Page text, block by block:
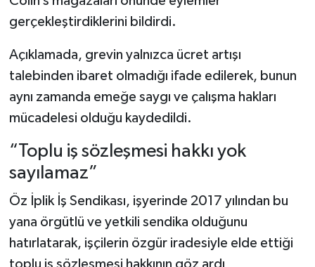
gerçekleştirdiklerini bildirdi.
Açıklamada, grevin yalnızca ücret artışı
talebinden ibaret olmadığı ifade edilerek, bunun
aynı zamanda emeğe saygı ve çalışma hakları
mücadelesi olduğu kaydedildi.
“Toplu iş sözleşmesi hakkı yok
sayılamaz”
Öz İplik İş Sendikası, işyerinde 2017 yılından bu
yana örgütlü ve yetkili sendika olduğunu
hatırlatarak, işçilerin özgür iradesiyle elde ettiği
toplu iş sözleşmesi hakkının göz ardı